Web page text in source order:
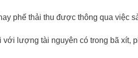
phế thải thu được thông qua việc
với lượng tài nguyên có trong bã xít,